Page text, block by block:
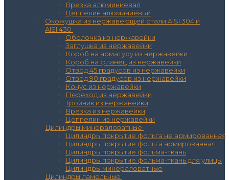
Врезка алюминиевая
Цеппелин алюминиевый
Окожушка из нержавеющей стали AISI 304 и
AISI 430
Оболочка из нержавейки
Заглушка из нержавейки
Короб на арматуру из нержавейки
Короб на фланец из нержавейки
Отвод 45 градусов из нержавейки
Отвод 90 градусов из нержавейки
Конус из нержавейки
Переход из нержавейки
Тройник из нержавейки
Врезка из нержавейки
Цеппелин из нержавейки
Цилиндры минераловатные
Цилиндры покрытие фольга не армированная
Цилиндры покрытие фольга армированная
Цилиндры покрытие фольма-ткань
Цилиндры покрытие фольма-ткань для улицы
Цилиндры минераловатные
Цилиндры ламельные